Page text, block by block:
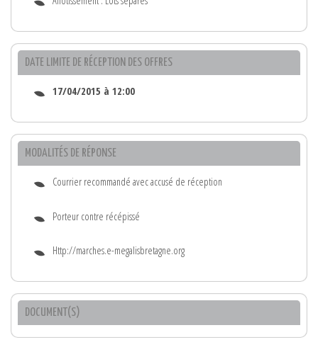
DATE LIMITE DE RÉCEPTION DES OFFRES
17/04/2015 à 12:00
MODALITÉS DE RÉPONSE
Courrier recommandé avec accusé de réception
Porteur contre récépissé
Http://marches.e-megalisbretagne.org
DOCUMENT(S)